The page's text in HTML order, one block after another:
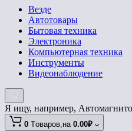
Везде
Автотовары
Бытовая техника
Электроника
Компьютерная техника
Инструменты
Видеонаблюдение
Я ищу, например,
0 Tоваров,на 0.00₽